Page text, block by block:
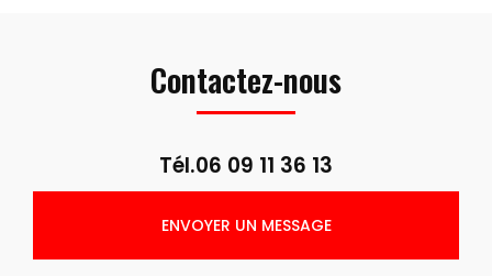
Contactez-nous
Tél.06 09 11 36 13
ENVOYER UN MESSAGE